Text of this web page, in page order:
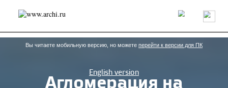
Россия Мир Технологии Интерьер Пресса
Архитекторы
Проекты
Конкурсы События Книги Вакансии
send.project Анонсы конкурсов
Блог
Вы читаете мобильную версию, но можете перейти к версии для ПК
English version
Агломерация на